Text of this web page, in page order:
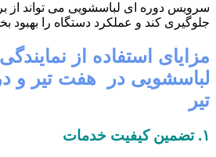
سرویس دوره ای لباسشویی می تواند از
جلوگیری کند و عملکرد دستگاه را بهبود
مزایای استفاده از
لباسشویی در هفت تیر و
تیر
۱. تضمین کیفیت خدمات